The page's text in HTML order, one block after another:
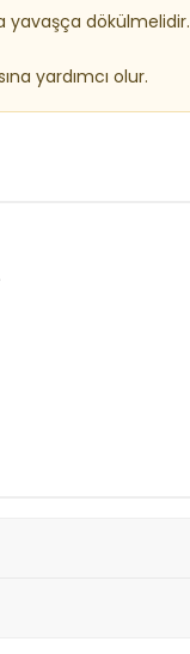
yavaşça dökülmelidir.
yardımcı olur.